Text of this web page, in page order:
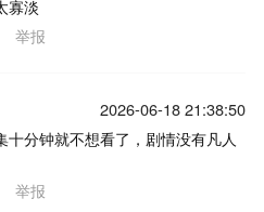
寡淡
举报
2026-06-18 21:38:50
十分钟就不想看了，剧情没有凡人
举报